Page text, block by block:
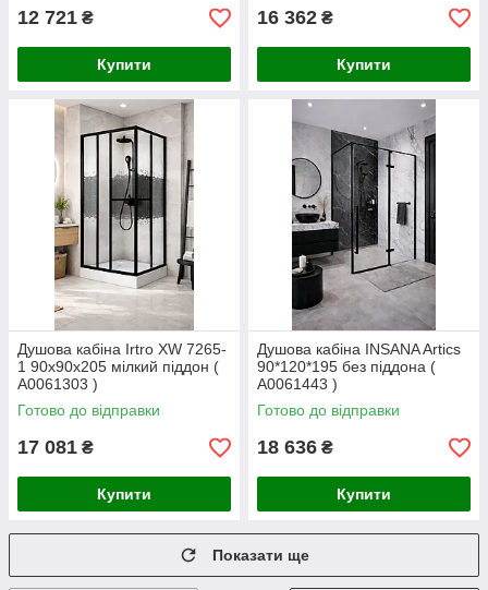
12 721 ₴
Купити
16 362 ₴
Купити
Душова кабіна Irtro XW 7265-
1 90x90x205 мілкий піддон (
А0061303 )
Готово до відправки
17 081 ₴
Купити
Душова кабіна INSANA Artics
90*120*195 без піддона (
А0061443 )
Готово до відправки
18 636 ₴
Купити
Показати ще